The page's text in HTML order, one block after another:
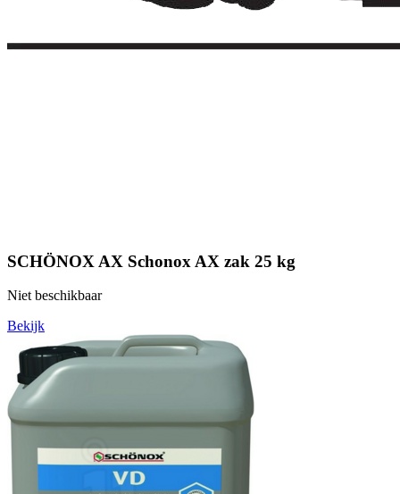
SCHÖNOX AX Schonox AX zak 25 kg
Niet beschikbaar
Bekijk